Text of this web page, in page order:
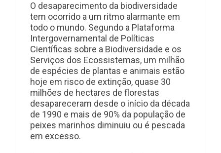
O desaparecimento da biodiversidade
tem ocorrido a um ritmo alarmante em
todo o mundo. Segundo a Plataforma
Intergovernamental de Políticas
Científicas sobre a Biodiversidade e os
Serviços dos Ecossistemas, um milhão
de espécies de plantas e animais estão
hoje em risco de extinção, quase 30
milhões de hectares de florestas
desapareceram desde o início da década
de 1990 e mais de 90% da população de
peixes marinhos diminuiu ou é pescada
em excesso.